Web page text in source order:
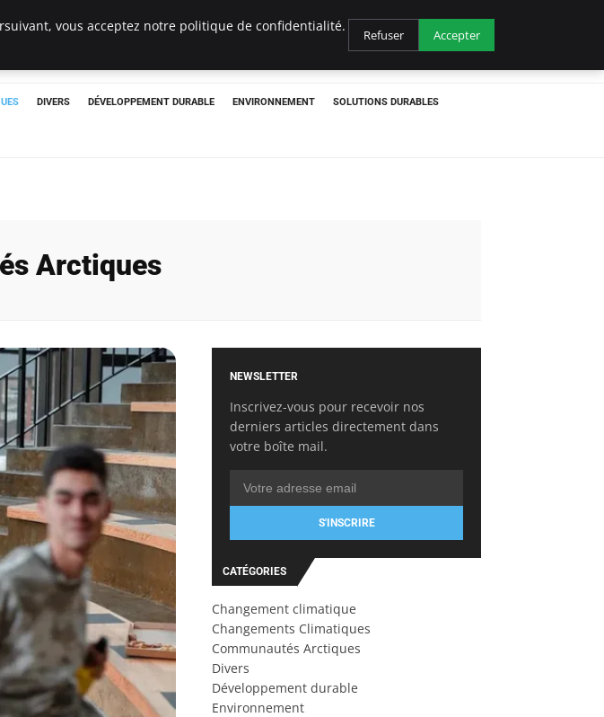
DIVERS DÉVELOPPEMENT DURABLE ENVIRONNEMENT SOLUTIONS DURABLES
Arctiques
NEWSLETTER
Inscrivez-vous pour recevoir nos
derniers articles directement dans
votre boîte mail.
S'INSCRIRE
CATÉGORIES
Changement climatique
Changements Climatiques
Communautés Arctiques
Divers
Développement durable
Environnement
vous acceptez notre politique de confidentialité.
Refuser Accepter